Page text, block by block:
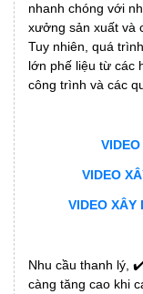
nhanh chóng với
xưởng sản xuất và
Tuy nhiên, quá
lớn phế liệu từ các
công trình và các
VIDEO
VIDEO XÂY
Nhu cầu thanh
càng tăng cao khi